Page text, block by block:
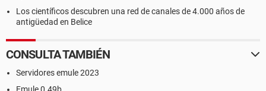
Los científicos descubren una red de canales de 4.000 años de
antigüedad en Belice
CONSULTA TAMBIÉN
Servidores emule 2023